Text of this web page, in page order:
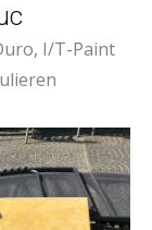
I/T-Paint